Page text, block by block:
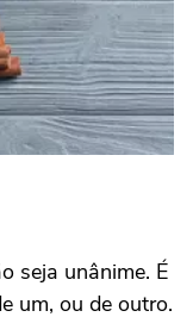
seja unânime. É
um, ou de outro.